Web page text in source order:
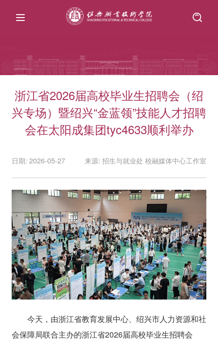
浙江省2026届高校毕业生招聘会（绍
兴专场）暨绍兴“金蓝领”技能人才招聘
会在太阳成集团tyc4633顺利举办
日期: 2026-05-27 来源: 招生与就业处 校融媒体中心工作室
今天，由浙江省教育发展中心、绍兴市人力资源和社
会保障局联合主办的浙江省2026届高校毕业生招聘会